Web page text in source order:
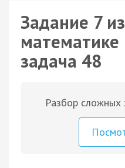
Задание 7
задача 48
Разбор сложных